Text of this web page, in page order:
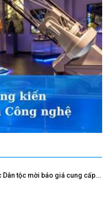
Dân tộc mời báo giá cung cấp...